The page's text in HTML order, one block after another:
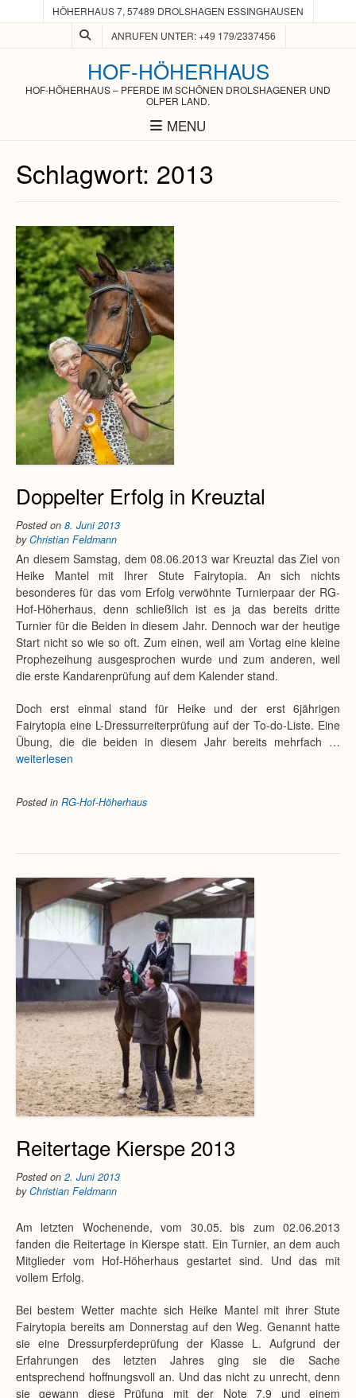
HÖHERHAUS 7, 57489 DROLSHAGEN ESSINGHAUSEN
ANRUFEN UNTER: +49 179/2337456
HOF-HÖHERHAUS
HOF-HÖHERHAUS – PFERDE IM SCHÖNEN DROLSHAGENER UND
OLPER LAND.
MENU
Schlagwort: 2013
Doppelter Erfolg in Kreuztal
Posted on 8. Juni 2013
byChristian Feldmann
An diesem Samstag, dem 08.06.2013 war Kreuztal das Ziel von
Heike Mantel mit Ihrer Stute Fairytopia. An sich nichts
besonderes für das vom Erfolg verwöhnte Turnierpaar der RG-
Hof-Höherhaus, denn schließlich ist es ja das bereits dritte
Turnier für die Beiden in diesem Jahr. Dennoch war der heutige
Start nicht so wie so oft. Zum einen, weil am Vortag eine kleine
Prophezeihung ausgesprochen wurde und zum anderen, weil
die erste Kandarenprüfung auf dem Kalender stand.
Doch erst einmal stand für Heike und der erst 6jährigen
Fairytopia eine L-Dressurreiterprüfung auf der To-do-Liste. Eine
Übung, die die beiden in diesem Jahr bereits mehrfach …
weiterlesen
Posted in RG-Hof-Höherhaus
Reitertage Kierspe 2013
Posted on 2. Juni 2013
byChristian Feldmann
Am letzten Wochenende, vom 30.05. bis zum 02.06.2013
fanden die Reitertage in Kierspe statt. Ein Turnier, an dem auch
Mitglieder vom Hof-Höherhaus gestartet sind. Und das mit
vollem Erfolg.
Bei bestem Wetter machte sich Heike Mantel mit ihrer Stute
Fairytopia bereits am Donnerstag auf den Weg. Genannt hatte
sie eine Dressurpferdeprüfung der Klasse L. Aufgrund der
Erfahrungen des letzten Jahres ging sie die Sache
entsprechend hoffnungsvoll an. Und das nicht zu unrecht, denn
sie gewann diese Prüfung mit der Note 7,9 und einem